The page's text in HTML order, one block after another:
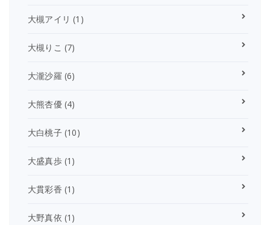
大槻アイリ (1)
大槻りこ (7)
大瀧沙羅 (6)
大熊杏優(4)
大白桃子(10)
大盛真歩(1)
大貫彩香 (1)
大野真依 (1)